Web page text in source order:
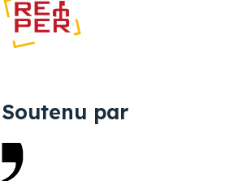
Soutenu par